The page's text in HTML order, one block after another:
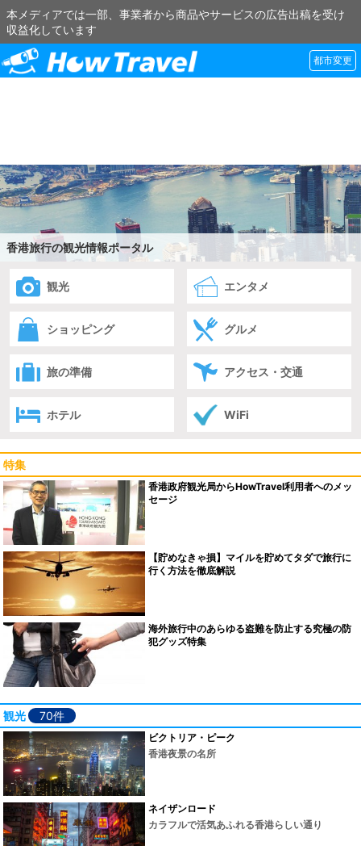
本メディアでは一部、事業者から商品やサービスの広告出稿を受け
収益化しています
都市変更
香港旅行の観光情報ポータル
観光 エンタメ
ショッピング グルメ
旅の準備 アクセス・交通
ホテル WiFi
特集
香港政府観光局からHowTravel利用者へのメッ
セージ
【貯めなきゃ損】マイルを貯めてタダで旅行に
行く方法を徹底解説
海外旅行中のあらゆる盗難を防止する究極の防
犯グッズ特集
観光 70件
ビクトリア・ピーク
香港夜景の名所
ネイザンロード
カラフルで活気あふれる香港らしい通り